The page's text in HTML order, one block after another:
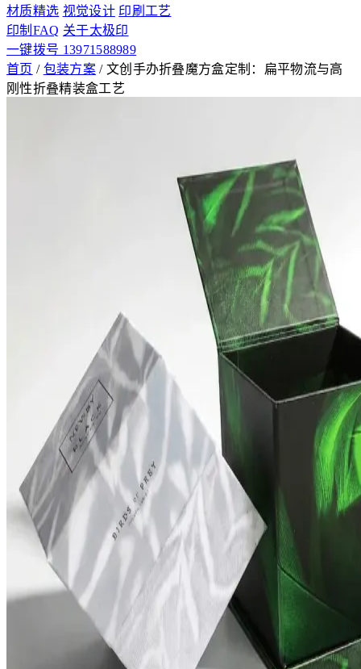
材质精选 视觉设计 印刷工艺
印制FAQ 关于太极印
一键拨号 13971588989
首页 / 包装方案 / 文创手办折叠魔方盒定制：扁平物流与高
刚性折叠精装盒工艺